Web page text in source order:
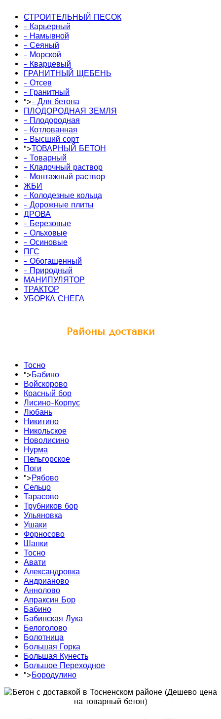
СТРОИТЕЛЬНЫЙ ПЕСОК
- Карьерный
- Намывной
- Сеяный
- Морской
- Кварцевый
ГРАНИТНЫЙ ЩЕБЕНЬ
- Отсев
- Гранитный
">- Для бетона
ПЛОДОРОДНАЯ ЗЕМЛЯ
- Плодородная
- Котлованная
- Высший сорт
">ТОВАРНЫЙ БЕТОН
- Товарный
- Кладочный раствор
- Монтажный раствор
ЖБИ
- Колодезные кольца
- Дорожные плиты
ДРОВА
- Березовые
- Ольховые
- Осиновые
ПГС
- Обогащенный
- Природный
МАНИПУЛЯТОР
ТРАКТОР
УБОРКА СНЕГА
Районы доставки
Тосно
">Бабино
Войскорово
Красный бор
Лисино-Корпус
Любань
Никитино
Никольское
Новолисино
Нурма
Пельгорское
Поги
">Рябово
Сельцо
Тарасово
Трубников бор
Ульяновка
Ушаки
Форносово
Шапки
Тосно
Авати
Александровка
Андрианово
Аннолово
Апраксин Бор
Бабино
Бабинская Лука
Белоголово
Болотница
Большая Горка
Большая Кунесть
Большое Переходное
">Бородулино